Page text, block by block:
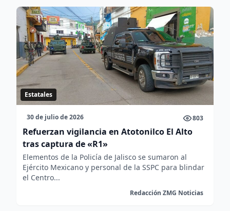
Estatales
30 de julio de 2026 803
Refuerzan vigilancia en Atotonilco El Alto
tras captura de «R1»
Elementos de la Policía de Jalisco se sumaron al
Ejército Mexicano y personal de la SSPC para blindar
el Centro...
Redacción ZMG Noticias